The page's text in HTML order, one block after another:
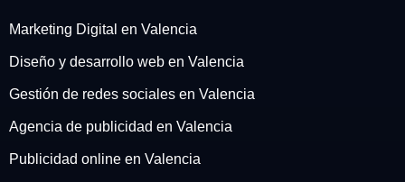
Marketing Digital en Valencia
Diseño y desarrollo web en Valencia
Gestión de redes sociales en Valencia
Agencia de publicidad en Valencia
Publicidad online en Valencia